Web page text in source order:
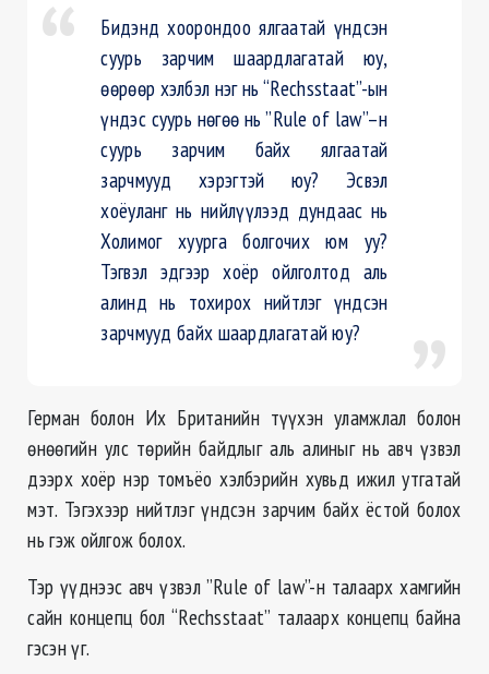
Бидэнд хоорондоо ялгаатай үндсэн
суурь зарчим шаардлагатай юу,
өөрөөр хэлбэл нэг нь “Rechsstaat”-ын
үндэс суурь нөгөө нь ”Rule of law”–н
суурь зарчим байх ялгаатай
зарчмууд хэрэгтэй юу? Эсвэл
хоёуланг нь нийлүүлээд дундаас нь
Холимог хуурга болгочих юм уу?
Тэгвэл эдгээр хоёр ойлголтод аль
алинд нь тохирох нийтлэг үндсэн
зарчмууд байх шаардлагатай юу?
Герман болон Их Британийн түүхэн уламжлал болон
өнөөгийн улс төрийн байдлыг аль алиныг нь авч үзвэл
дээрх хоёр нэр томъёо хэлбэрийн хувьд ижил утгатай
мэт. Тэгэхээр нийтлэг үндсэн зарчим байх ёстой болох
нь гэж ойлгож болох.
Тэр үүднээс авч үзвэл ”Rule of law”-н талаарх хамгийн
сайн концепц бол “Rechsstaat” талаарх концепц байна
гэсэн үг.